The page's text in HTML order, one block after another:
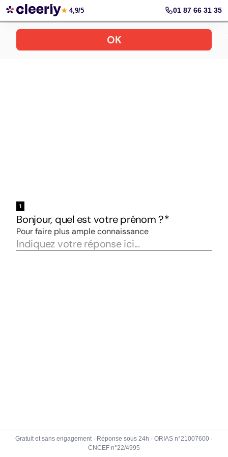
Votre simulation gratuite et personnalisée
★ 4,9/5 01 87 66 31 35
Gratuit et sans engagement · Réponse sous 24h · ORIAS n°21007600 ·
CNCEF n°22/4995